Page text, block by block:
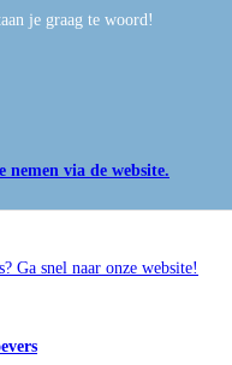
je graag te woord!
via de website.
Ga snel naar onze website!